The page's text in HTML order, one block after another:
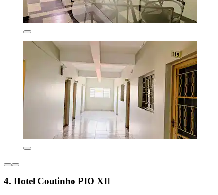
4. Hotel Coutinho PIO XII